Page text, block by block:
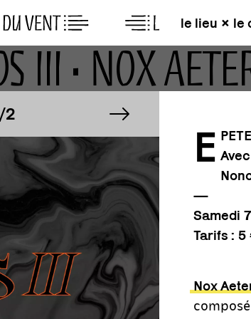
le lieu × le
III • NOX
E
—
Samedi
Tarifs :
Nox
IMAGE
1/2
IMAGE
1/2